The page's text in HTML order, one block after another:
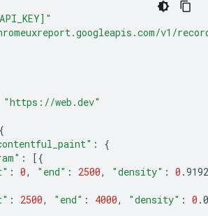
v1/
"https://web.dev"
{
:
{
:
[{
: 0, "end" : 2500, "density" : 0
: 2500, "end" : 4000, "density" : 0